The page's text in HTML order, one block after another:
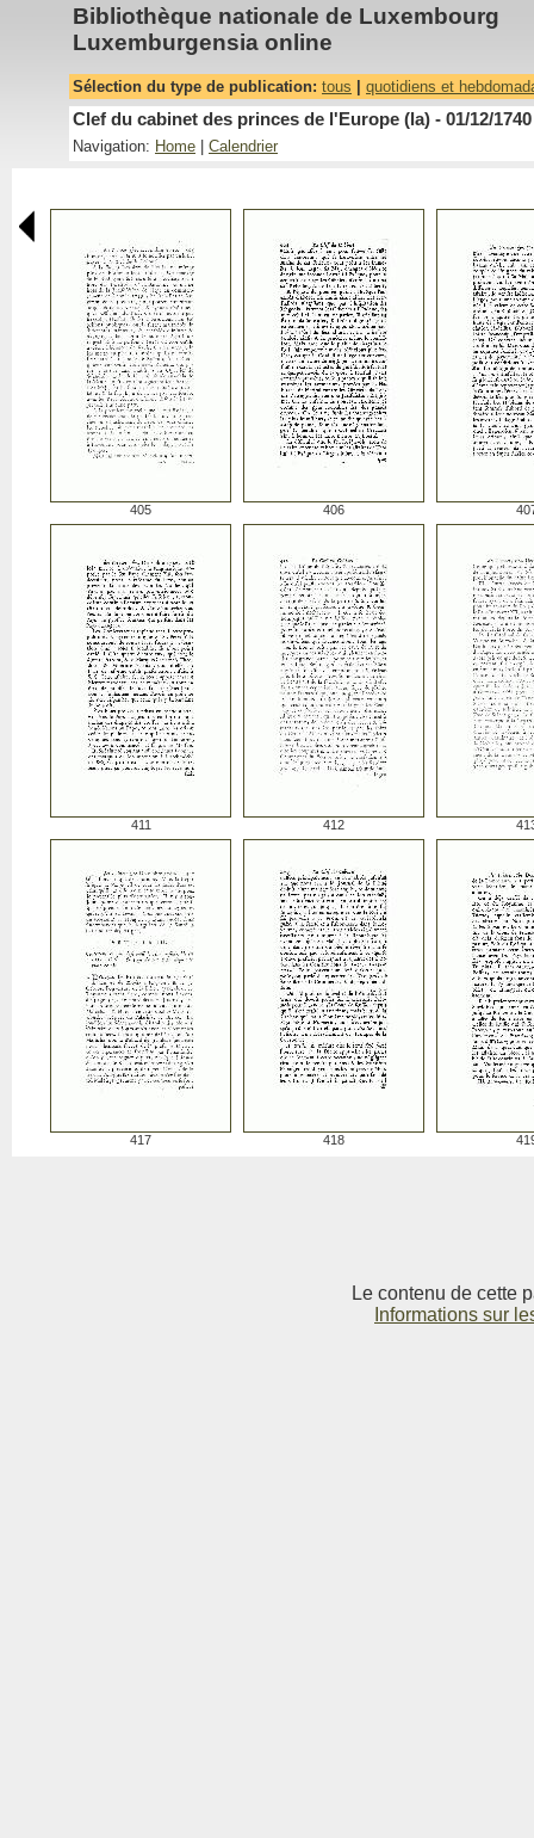
Bibliothèque nationale de Luxembourg
Luxemburgensia online
Sélection du type de publication: tous quotidiens et
Clef du cabinet des princes de l'Europe (la) - 01/12/1740
Navigation: Home Calendrier
405 406
411 412
417 418
Le contenu de cette
Informations sur